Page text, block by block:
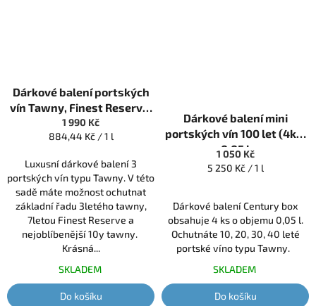
Dárkové balení portských
vín Tawny, Finest Reserve,
10y Tawny (3ks) 0,75 l
1 990 Kč
Měrná
884,44 Kč / 1 l
Luxusní dárkové balení 3
portských vín typu Tawny. V této
sadě máte možnost ochutnat
základní řadu 3letého tawny,
7letou Finest Reserve a
nejoblíbenější 10y tawny.
Krásná...
SKLADEM
Do košíku
Dárkové balení mini
portských vín 100 let (4ks)
0,05 l
1 050 Kč
Měrná
5 250 Kč / 1 l
Dárkové balení Century box
obsahuje 4 ks o objemu 0,05 l.
Ochutnáte 10, 20, 30, 40 leté
portské víno typu Tawny.
SKLADEM
Do košíku